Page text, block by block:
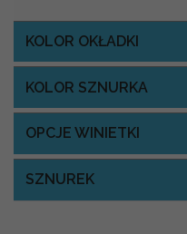
KOLOR OKŁADKI
KOLOR SZNURKA
OPCJE WINIETKI
SZNUREK